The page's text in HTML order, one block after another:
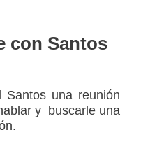
con Santos
Santos una reunión
y buscarle una